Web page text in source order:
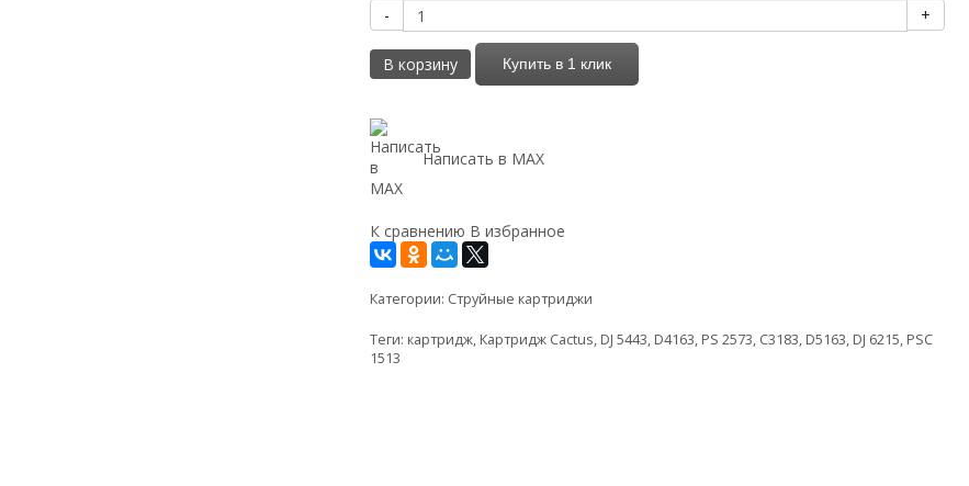
- +
В корзину Купить в 1 клик
Написать в MAX
К сравнению В избранное
Категории: Струйные картриджи
Теги: картридж, Картридж Cactus, DJ 5443, D4163, PS 2573, C3183, D5163, DJ 6215, PSC
1513